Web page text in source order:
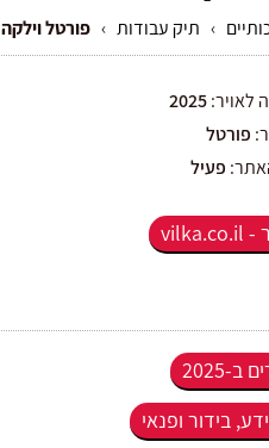
› תיק עבודות ›פורטל וילקה
לאויר:2025
פורטל
פעיל
-
vilka.co.il
2025
בידור ופנאי